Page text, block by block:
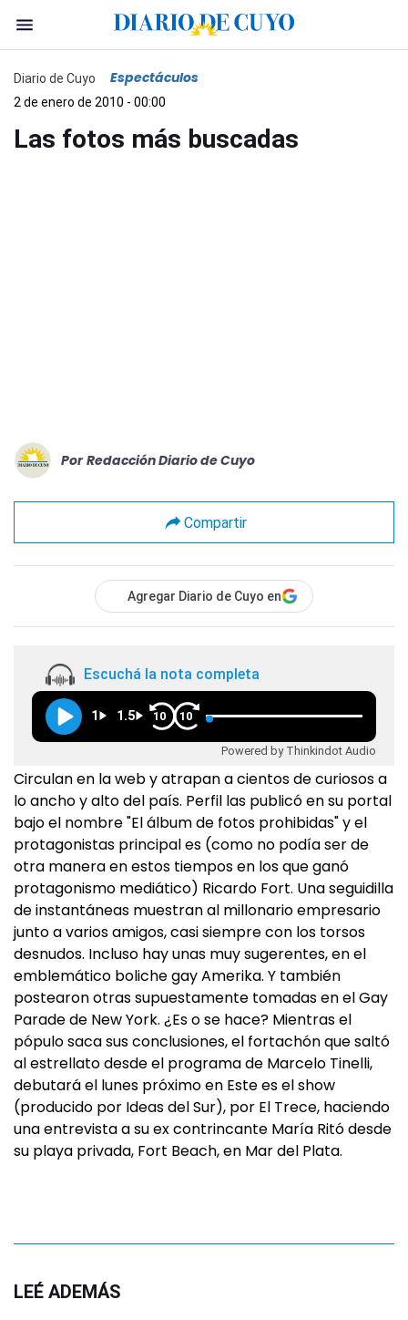
Diario de Cuyo Espectáculos
2 de enero de 2010 - 00:00
Las fotos más buscadas
Por Redacción Diario de Cuyo
Compartir
Agregar Diario de Cuyo en
Escuchá la nota completa
1 1.5 10 10
Powered by Thinkindot Audio
Circulan en la web y atrapan a cientos de curiosos a
lo ancho y alto del país. Perfil las publicó en su portal
bajo el nombre "El álbum de fotos prohibidas" y el
protagonistas principal es (como no podía ser de
otra manera en estos tiempos en los que ganó
protagonismo mediático) Ricardo Fort. Una seguidilla
de instantáneas muestran al millonario empresario
junto a varios amigos, casi siempre con los torsos
desnudos. Incluso hay unas muy sugerentes, en el
emblemático boliche gay Amerika. Y también
postearon otras supuestamente tomadas en el Gay
Parade de New York. ¿Es o se hace? Mientras el
pópulo saca sus conclusiones, el fortachón que saltó
al estrellato desde el programa de Marcelo Tinelli,
debutará el lunes próximo en Este es el show
(producido por Ideas del Sur), por El Trece, haciendo
una entrevista a su ex contrincante María Ritó desde
su playa privada, Fort Beach, en Mar del Plata.
LEÉ ADEMÁS